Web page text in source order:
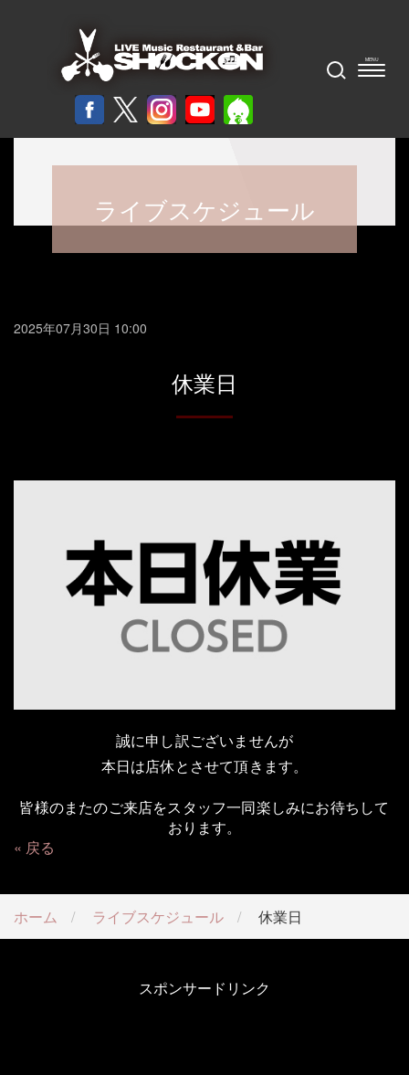
ライブスケジュール
2025年07月30日 10:00
休業日
誠に申し訳ございませんが
本日は店休とさせて頂きます。
皆様のまたのご来店をスタッフ一同楽しみにお待ちして
おります。
戻る
ホーム ライブスケジュール 休業日
スポンサードリンク